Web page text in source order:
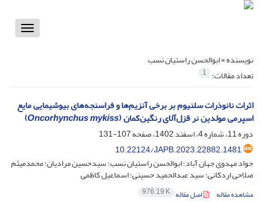
Toggle
نویسنده =ابوالحسن راستیان نسب
تعداد مقالات: 1
اثرات نانوذرات سلنیوم بر برخی آنزیم‌ها و فراسنجه‌های بیوشیمایی مایع
اسپرمی مولدین نر قزل‌آلای رنگین‌کمان (Oncorhynchus mykiss
)
دوره 11، شماره 4، اسفند 1402، صفحه
107-131
10.22124/JAPB.2023.22882.1481
جواد مهدوی جهان آباد؛ ابوالحسن راستیان نسب؛ سیدحسین مرادیان؛ محمدمیثم
صلاحی اردکانی؛ سید عبدالحمید حسینی؛ اسماعیل کاظمی
مشاهده مقاله اصل مقاله 976.19 K